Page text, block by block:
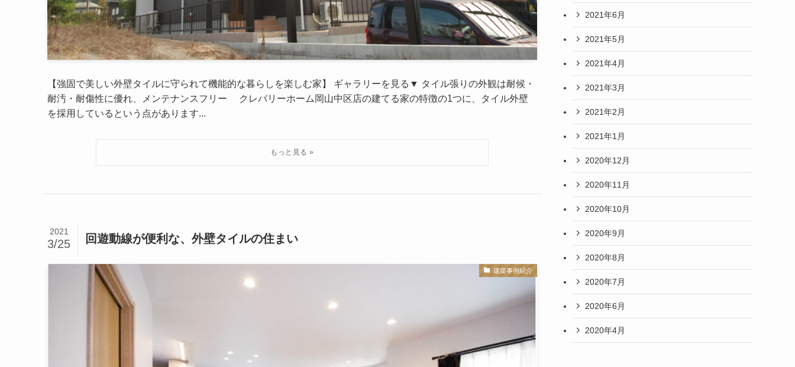
【強固で美しい外壁タイルに守られて機能的な暮らしを楽しむ家】 ギャラリーを見る▼ タイル張りの外観は耐候・
耐汚・耐傷性に優れ、メンテナンスフリー クレバリーホーム岡山中区店の建てる家の特徴の1つに、タイル外壁
を採用しているという点があります...
回遊動線が便利な、外壁タイルの住まい
2021
3/25
建築事例紹介
2021年6月
2021年5月
2021年4月
2021年3月
2021年2月
2021年1月
2020年12月
2020年11月
2020年10月
2020年9月
2020年8月
2020年7月
2020年6月
2020年4月